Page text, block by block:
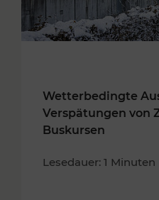
Wetterbedingte
Verspätungen von
Buskursen
Lesedauer: 1 Minuten